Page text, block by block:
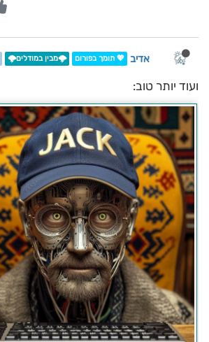
אדיב 💖 תומך בפורום 🌩️מבין במודלים🌩️
ועוד יותר טוב: